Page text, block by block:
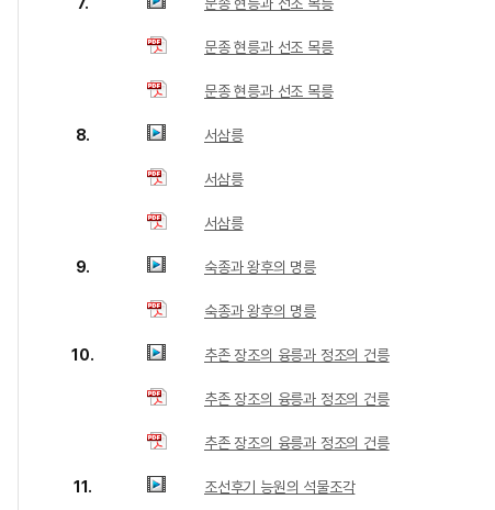
문종 현릉과 선조 목릉
문종 현릉과 선조 목릉
8. 서삼릉
서삼릉
서삼릉
9. 숙종과 왕후의 명릉
숙종과 왕후의 명릉
10. 추존 장조의 융릉과 정조의 건릉
추존 장조의 융릉과 정조의 건릉
추존 장조의 융릉과 정조의 건릉
11. 조선후기 능원의 석물조각